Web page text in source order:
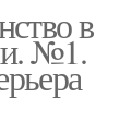
в
№1.